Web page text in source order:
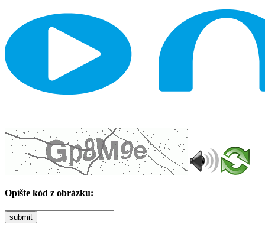
Opíšte kód z obrázku:
submit